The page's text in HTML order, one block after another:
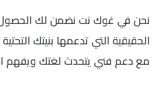
نحن في غوك نت نضمن لك
الحقيقية التي تدعمها بنيتك
مع دعم فني يتحدث لغتك ويفهم